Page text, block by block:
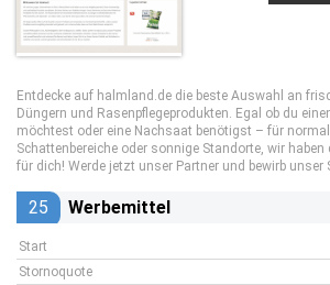
Entdecke auf halmland.de die beste Auswahl an
Düngern und Rasenpflegeprodukten. Egal ob du
möchtest oder eine Nachsaat benötigst – für
Schattenbereiche oder sonnige Standorte, wir haben
für dich! Werde jetzt unser Partner und bewirb unser
25 Werbemittel
Start
Stornoquote